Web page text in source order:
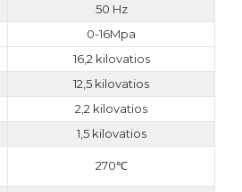
50 Hz
0-16Mpa
16,2 kilovatios
12,5 kilovatios
2,2 kilovatios
1,5 kilovatios
270℃